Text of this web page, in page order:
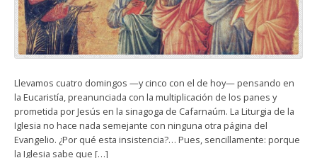
Llevamos cuatro domingos —y cinco con el de hoy— pensando en
la Eucaristía, preanunciada con la multiplicación de los panes y
prometida por Jesús en la sinagoga de Cafarnaúm. La Liturgia de la
Iglesia no hace nada semejante con ninguna otra página del
Evangelio. ¿Por qué esta insistencia?… Pues, sencillamente: porque
la Iglesia sabe que […]